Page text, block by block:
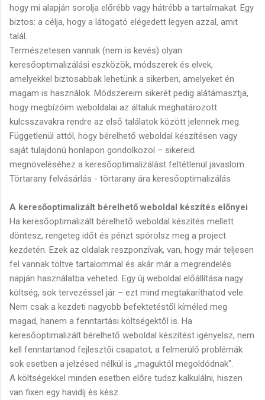
hogy mi alapján sorolja előrébb vagy hátrébb a tartalmakat. Egy
biztos: a célja, hogy a látogató elégedett legyen azzal, amit
talál.
Természetesen vannak (nem is kevés) olyan
keresőoptimalizálási eszközök, módszerek és elvek,
amelyekkel biztosabbak lehetünk a sikerben, amelyeket én
magam is használok. Módszereim sikerét pedig alátámasztja,
hogy megbízóim weboldalai az általuk meghatározott
kulcsszavakra rendre az első találatok között jelennek meg.
Függetlenül attól, hogy bérelhető weboldal készítésen vagy
saját tulajdonú honlapon gondolkozol – sikereid
megnöveléséhez a keresőoptimalizálást feltétlenül javaslom.
Törtarany felvásárlás - törtarany ára keresőoptimalizálás
A keresőoptimalizált bérelhető weboldal készítés előnyei
Ha keresőoptimalizált bérelhető weboldal készítés mellett
döntesz, rengeteg időt és pénzt spórolsz meg a project
kezdetén. Ezek az oldalak reszponzívak, van, hogy már teljesen
fel vannak töltve tartalommal és akár már a megrendelés
napján használatba veheted. Egy új weboldal előállítása nagy
költség, sok tervezéssel jár – ezt mind megtakaríthatod vele.
Nem csak a kezdeti nagyobb befektetéstől kíméled meg
magad, hanem a fenntartási költségektől is. Ha
keresőoptimalizált bérelhető weboldal készítést igényelsz, nem
kell fenntartanod fejlesztői csapatot, a felmerülő problémák
sok esetben a jelzésed nélkül is „maguktól megoldódnak".
A költségekkel minden esetben előre tudsz kalkulálni, hiszen
van fixen egy havidíj és kész.